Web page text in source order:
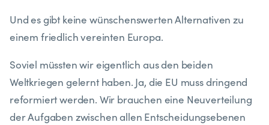
Und es gibt keine wünschenswerten Alternativen zu
einem friedlich vereinten Europa.
Soviel müssten wir eigentlich aus den beiden
Weltkriegen gelernt haben. Ja, die EU muss dringend
reformiert werden. Wir brauchen eine Neuverteilung
der Aufgaben zwischen allen Entscheidungsebenen